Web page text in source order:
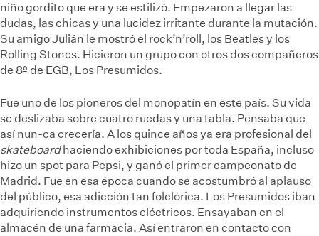
niño gordito que era y se estilizó. Empezaron a llegar las
dudas, las chicas y una lucidez irritante durante la mutación.
Su amigo Julián le mostró el rock’n’roll, los Beatles y los
Rolling Stones. Hicieron un grupo con otros dos compañeros
de 8º de EGB, Los Presumidos.
Fue uno de los pioneros del monopatín en este país. Su vida
se deslizaba sobre cuatro ruedas y una tabla. Pensaba que
así nun-ca crecería. A los quince años ya era profesional del
skateboardhaciendo exhibiciones por toda España, incluso
hizo un spot para Pepsi, y ganó el primer campeonato de
Madrid. Fue en esa época cuando se acostumbró al aplauso
del público, esa adicción tan folclórica. Los Presumidos iban
adquiriendo instrumentos eléctricos. Ensayaban en el
almacén de una farmacia. Así entraron en contacto con